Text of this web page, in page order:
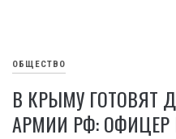
ОБЩЕСТВО
В КРЫМУ ГОТОВЯТ
АРМИИ РФ: ОФИЦЕР